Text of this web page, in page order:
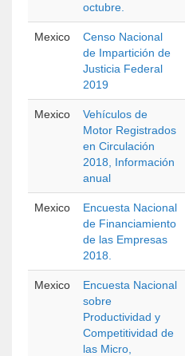
octubre.
Mexico
Censo Nacional
de Impartición de
Justicia Federal
2019
Mexico
Vehículos de
Motor Registrados
en Circulación
2018, Información
anual
Mexico
Encuesta Nacional
de Financiamiento
de las Empresas
2018.
Mexico
Encuesta Nacional
sobre
Productividad y
Competitividad de
las Micro,